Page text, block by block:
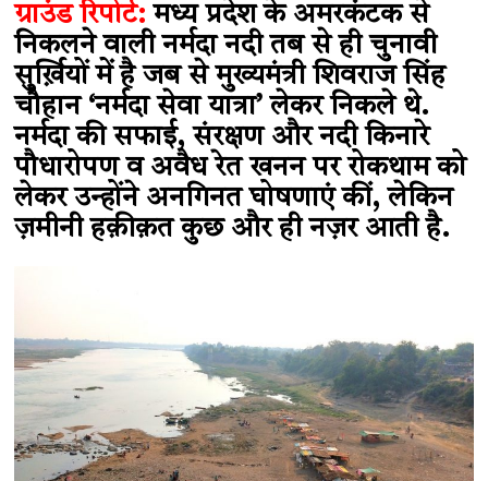
ग्राउंड रिपोर्ट: मध्य प्रदेश के अमरकंटक से
निकलने वाली नर्मदा नदी तब से ही चुनावी
सुर्ख़ियों में है जब से मुख्यमंत्री शिवराज सिंह
चौहान ‘नर्मदा सेवा यात्रा’ लेकर निकले थे.
नर्मदा की सफाई, संरक्षण और नदी किनारे
पौधारोपण व अवैध रेत खनन पर रोकथाम को
लेकर उन्होंने अनगिनत घोषणाएं कीं, लेकिन
ज़मीनी हक़ीक़त कुछ और ही नज़र आती है.